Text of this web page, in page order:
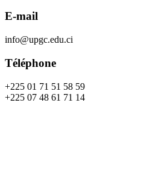
E-mail
info@upgc.edu.ci
Téléphone
+225 01 71 51 58 59
+225 07 48 61 71 14